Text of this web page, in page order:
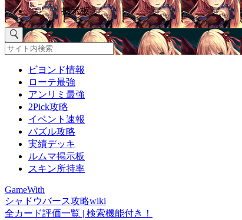
掲示板
ビヨンド情報
ローテ最強
アンリミ最強
2Pick攻略
イベント速報
パズル攻略
実績デッキ
ルムマ掲示板
スキン所持率
GameWith
シャドウバース攻略wiki
全カード評価一覧 | 検索機能付き！